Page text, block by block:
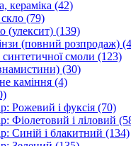
кераміка (42)
(79)
(улексит) (139)
(повний розпродаж)
смоли (123)
(30)
каміння (4)
Рожевий і фуксія (70)
Фіолетовий і ліловий
Синій і блакитний (134)